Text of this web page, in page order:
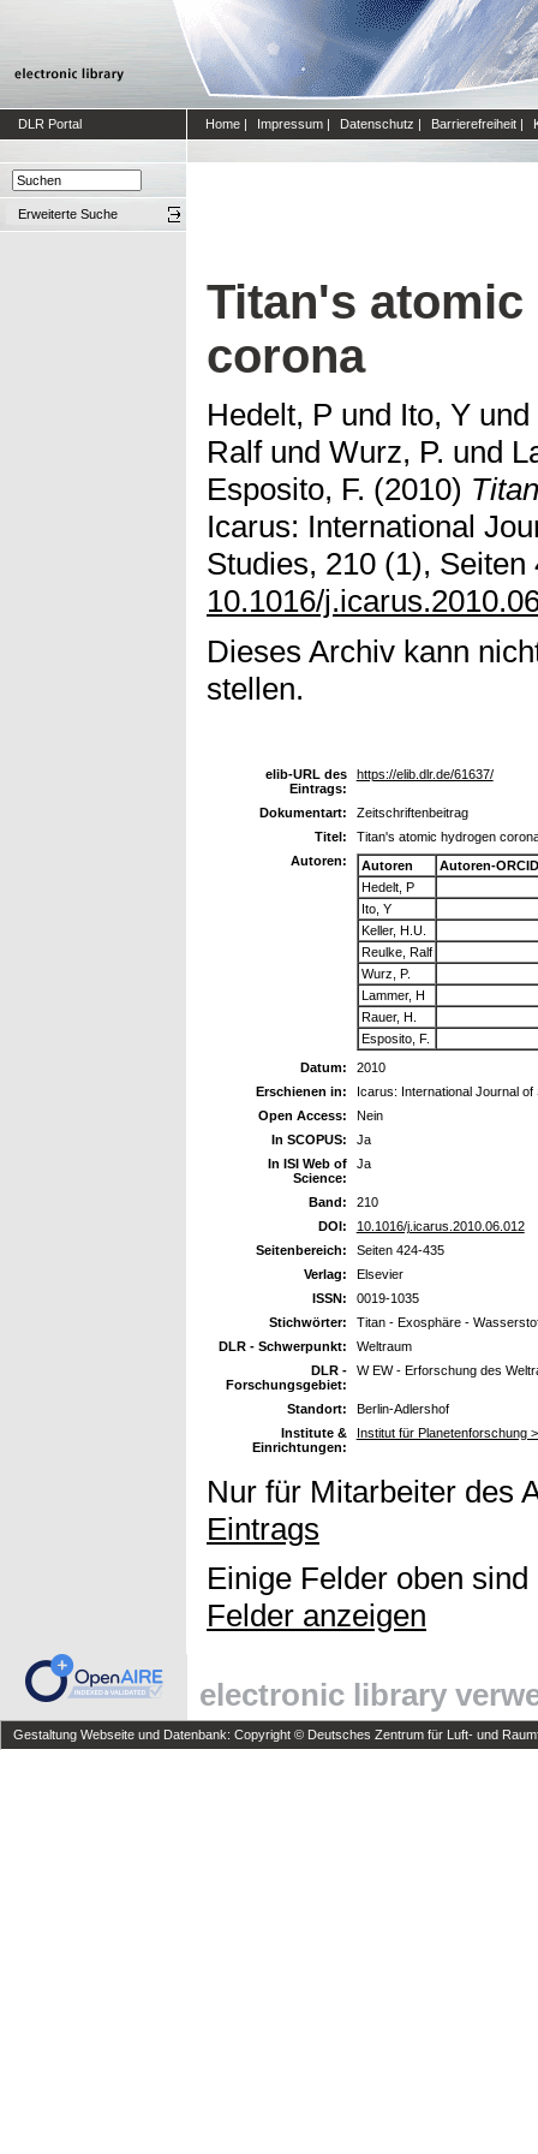
DLR Portal Home | Impressum | Datenschutz | Barrierefreiheit |
Erweiterte Suche
Titan's
corona
Hedelt, P und Ito, Y und
Ralfund Wurz, P. und
Esposito, F. (2010)
Icarus: International
Studies, 210 (1),
10.1016/
Dieses Archiv kann
stellen.
elib-URL des
Eintrags:
https://elib.dlr.de/61637/
Dokumentart:
Zeitschriftenbeitrag
Titel:
Titan's atomic hydrogen
Autoren:
Autoren
Autoren-
Hedelt, P
Ito, Y
Keller, H.U.
Reulke, Ralf
Wurz, P.
Lammer, H
Rauer, H.
Esposito, F.
Datum:
2010
Erschienen in:
Icarus: International Journal
Open Access:
Nein
In SCOPUS:
Ja
In ISI Web of
Science:
Ja
Band:
210
DOI:
10.1016/j.icarus.2010.06.012
Seitenbereich:
Seiten 424-435
Verlag:
Elsevier
ISSN:
0019-1035
Stichwörter:
Titan - Exosphäre -
DLR - Schwerpunkt:
Weltraum
DLR -
Forschungsgebiet:
W EW - Erforschung des
Standort:
Berlin-Adlershof
Institute &
Einrichtungen:
Institut für Planetenforschung
Nur für Mitarbeiter des
Eintrags
Einige Felder oben
Felder anzeigen
electronic library
Gestaltung Webseite und Datenbank: Copyright © Deutsches Zentrum für Luft- und